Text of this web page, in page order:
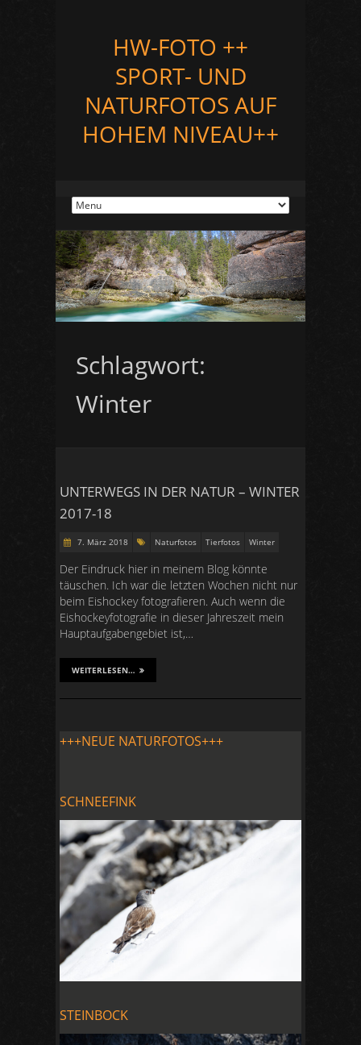
HW-FOTO ++
SPORT- UND
NATURFOTOS AUF
HOHEM NIVEAU++
Schlagwort:
Winter
UNTERWEGS IN DER NATUR – WINTER
2017-18
7. März 2018 Naturfotos Tierfotos Winter
Der Eindruck hier in meinem Blog könnte
täuschen. Ich war die letzten Wochen nicht nur
beim Eishockey fotografieren. Auch wenn die
Eishockeyfotografie in dieser Jahreszeit mein
Hauptaufgabengebiet ist,…
WEITERLESEN…
+++NEUE NATURFOTOS+++
SCHNEEFINK
STEINBOCK